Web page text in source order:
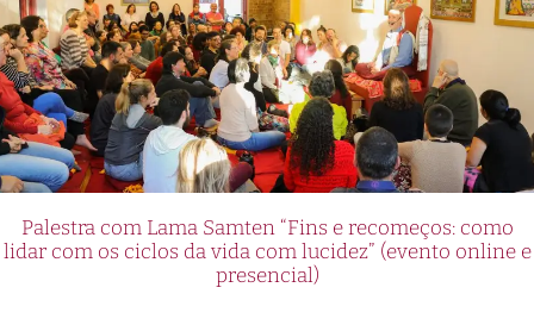
Palestra com Lama Samten “Fins e recomeços: como
lidar com os ciclos da vida com lucidez” (evento online e
presencial)